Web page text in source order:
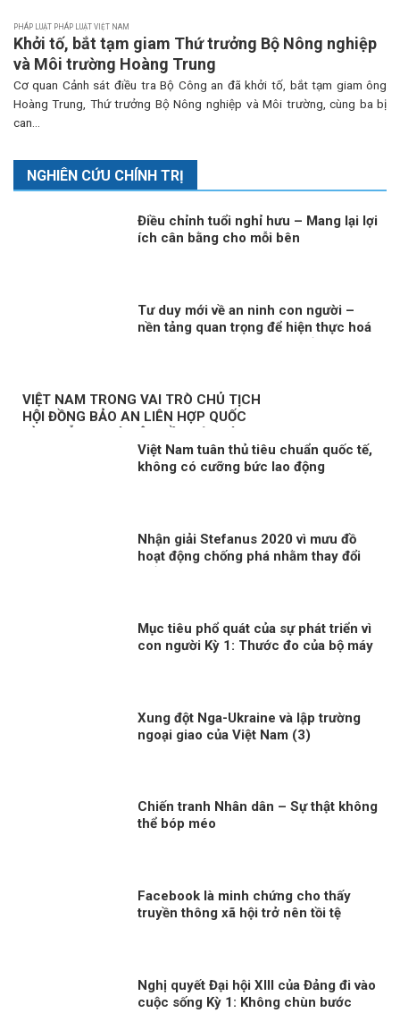
PHÁP LUẬT PHÁP LUẬT VIỆT NAM
Khởi tố, bắt tạm giam Thứ trưởng Bộ Nông nghiệp
và Môi trường Hoàng Trung
Cơ quan Cảnh sát điều tra Bộ Công an đã khởi tố, bắt tạm giam ông
Hoàng Trung, Thứ trưởng Bộ Nông nghiệp và Môi trường, cùng ba bị
can...
NGHIÊN CỨU CHÍNH TRỊ
Điều chỉnh tuổi nghỉ hưu – Mang lại lợi
ích cân bằng cho mỗi bên
Tư duy mới về an ninh con người –
nền tảng quan trọng để hiện thực hoá
VIỆT NAM TRONG VAI TRÒ CHỦ TỊCH
HỘI ĐỒNG BẢO AN LIÊN HỢP QUỐC
Việt Nam tuân thủ tiêu chuẩn quốc tế,
không có cưỡng bức lao động
Nhận giải Stefanus 2020 vì mưu đồ
hoạt động chống phá nhằm thay đổi
Mục tiêu phổ quát của sự phát triển vì
con người Kỳ 1: Thước đo của bộ máy
Xung đột Nga-Ukraine và lập trường
ngoại giao của Việt Nam (3)
Chiến tranh Nhân dân – Sự thật không
thể bóp méo
Facebook là minh chứng cho thấy
truyền thông xã hội trở nên tồi tệ
Nghị quyết Đại hội XIII của Đảng đi vào
cuộc sống Kỳ 1: Không chùn bước